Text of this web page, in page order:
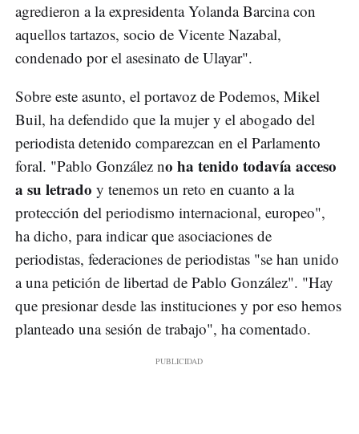
agredieron a la expresidenta Yolanda Barcina con
aquellos tartazos, socio de Vicente Nazabal,
condenado por el asesinato de Ulayar".
Sobre este asunto, el portavoz de Podemos, Mikel
Buil, ha defendido que la mujer y el abogado del
periodista detenido comparezcan en el Parlamento
foral. "Pablo González no ha tenido todavía acceso
a su letrado y tenemos un reto en cuanto a la
protección del periodismo internacional, europeo",
ha dicho, para indicar que asociaciones de
periodistas, federaciones de periodistas "se han unido
a una petición de libertad de Pablo González". "Hay
que presionar desde las instituciones y por eso hemos
planteado una sesión de trabajo", ha comentado.